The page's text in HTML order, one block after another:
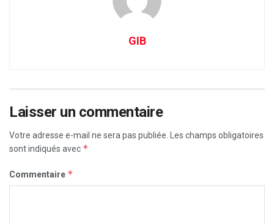
GIB
Laisser un commentaire
Votre adresse e-mail ne sera pas publiée.
Les champs obligatoires
sont indiqués avec *
Commentaire *